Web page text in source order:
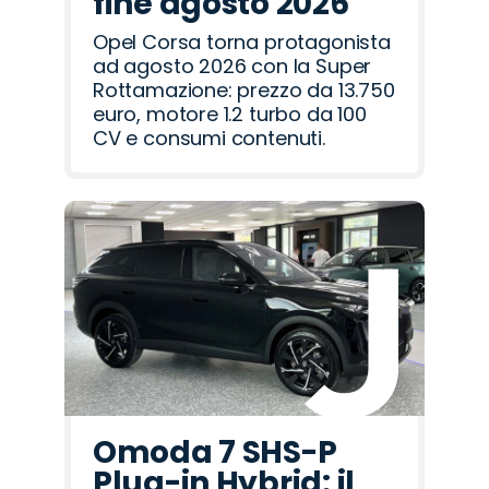
Opel Corsa torna protagonista
ad agosto 2026 con la Super
Rottamazione: prezzo da 13.750
euro, motore 1.2 turbo da 100
CV e consumi contenuti.
Omoda 7 SHS-P